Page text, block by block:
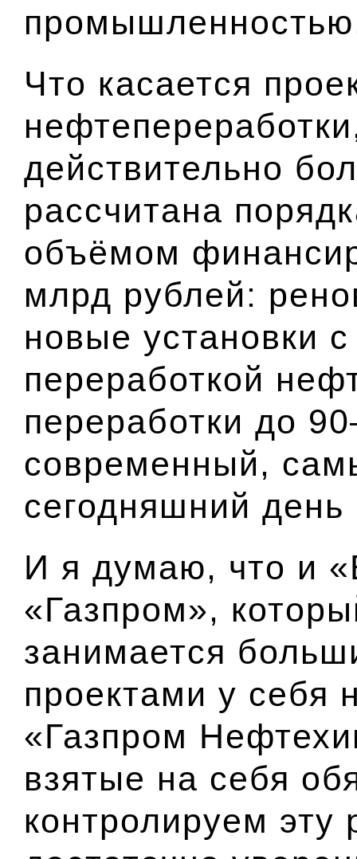
Что касается
действительно
рассчитана
объёмом
млрд рублей:
новые установки
переработкой
переработки до
современный,
сегодняшний день
И я думаю, что и
«Газпром»,
занимается
проектами у себя
«Газпром
взятые на себя
контролируем эту